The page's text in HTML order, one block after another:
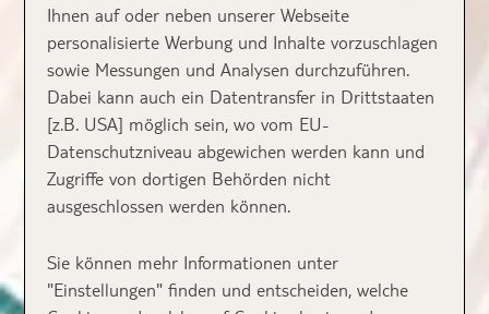
Ihnen auf oder neben unserer Webseite
personalisierte Werbung und Inhalte vorzuschlagen
sowie Messungen und Analysen durchzuführen.
Dabei kann auch ein Datentransfer in Drittstaaten
[z.B. USA] möglich sein, wo vom EU-
Datenschutzniveau abgewichen werden kann und
Zugriffe von dortigen Behörden nicht
ausgeschlossen werden können.
Sie können mehr Informationen unter
"Einstellungen" finden und entscheiden, welche